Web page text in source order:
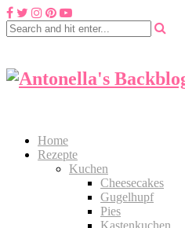
Home
Rezepte
Kuchen
Cheesecakes
Gugelhupf
Pies
Kastenkuchen